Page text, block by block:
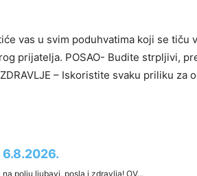
vas u svim poduhvatima koji se tiču
prijatelja. POSAO- Budite strpljivi,
– Iskoristite svaku priliku za